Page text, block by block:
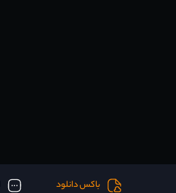
باکس دانلود